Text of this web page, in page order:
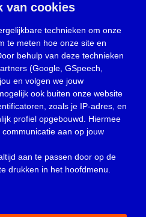
van cookies
technieken om onze
te meten hoe onze site en
behulp van deze technieken
(Google, GSpeech,
en volgen we jouw
ook buiten onze website
zoals je IP-adres, en
profiel opgebouwd. Hiermee
aan op jouw
aan te passen door op de
drukken in het hoofdmenu.